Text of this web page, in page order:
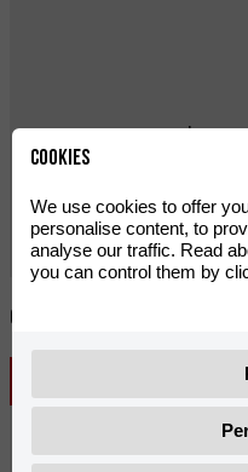
rc::c google.com
Categoría: Rendimiento
Cookies
We use cookies to offer
personalise content, to
analyse our traffic. Read
you can control them by